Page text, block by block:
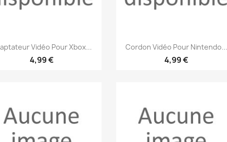
Aperçu rapide
Vidéo Pour Xbox...
4,99 €
Aperçu rapide
Cordon Vidéo Pour Nintendo...
4,99 €